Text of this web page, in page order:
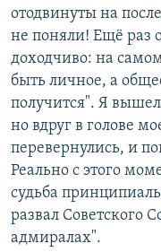
отодвинуты на
не поняли! Ещё раз
доходчиво: на
быть личное, а
получится". Я
но вдруг в голове
перевернулись, и
Реально с этого
судьба
развал Советского
адмиралах".